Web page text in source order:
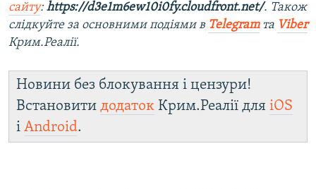
сайту:https://d3e1m6ew10i0fy.cloudfront.net/. Також
слідкуйте за основними подіями в Telegramта Viber
Крим.Реалії.
Новини без блокування і цензури!
Встановити додаток Крим.Реалії для iOS
і Android.